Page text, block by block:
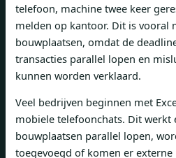
telefoon, machine twee keer
melden op kantoor. Dit is vooral
bouwplaatsen, omdat de
transacties parallel lopen en
kunnen worden verklaard.
Veel bedrijven beginnen met
mobiele telefoonchats. Dit werkt
bouwplaatsen parallel lopen,
toegevoegd of komen er